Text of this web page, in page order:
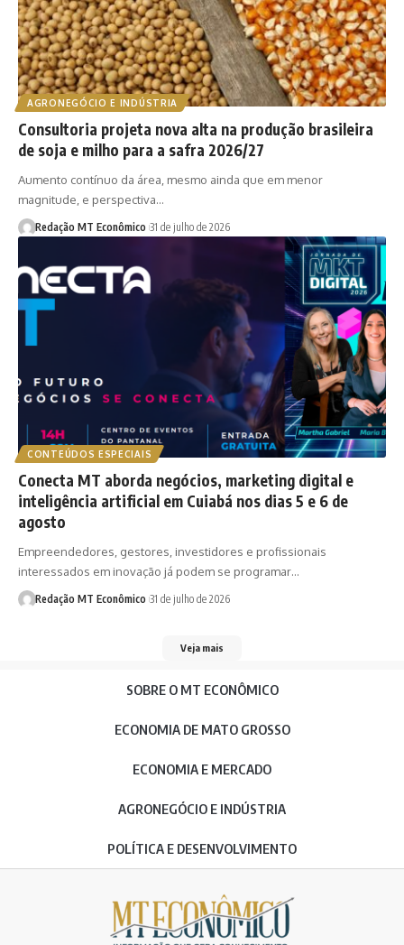
AGRONEGÓCIO E INDÚSTRIA
Consultoria projeta nova alta na produção brasileira
de soja e milho para a safra 2026/27
Aumento contínuo da área, mesmo ainda que em menor
magnitude, e perspectiva…
Redação MT Econômico 31 de julho de 2026
CONTEÚDOS ESPECIAIS
Conecta MT aborda negócios, marketing digital e
inteligência artificial em Cuiabá nos dias 5 e 6 de
agosto
Empreendedores, gestores, investidores e profissionais
interessados em inovação já podem se programar…
Redação MT Econômico 31 de julho de 2026
Veja mais
SOBRE O MT ECONÔMICO
ECONOMIA DE MATO GROSSO
ECONOMIA E MERCADO
AGRONEGÓCIO E INDÚSTRIA
POLÍTICA E DESENVOLVIMENTO